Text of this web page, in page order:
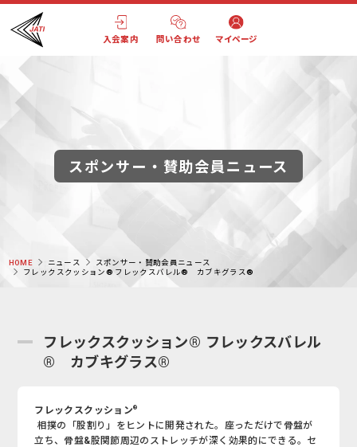
入会案内 問い合わせ マイページ
スポンサー・賛助会員ニュース
HOME ニュース
スポンサー・賛助会員ニュース
フレックスクッション® フレックスバレル® カブキグラス®
フレックスクッション® フレックスバレル
® カブキグラス®
フレックスクッション®
相撲の「股割り」をヒントに開発された。座っただけで骨盤が
立ち、骨盤&股関節周辺のストレッチが深く効果的にできる。セ